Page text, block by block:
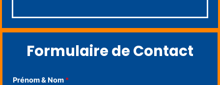
Formulaire de Contact
Prénom & Nom *